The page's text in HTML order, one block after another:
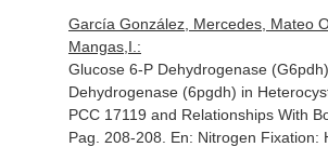
García González, Mercedes, Mateo
Mangas,I.:
Glucose 6-P Dehydrogenase
Dehydrogenase (6pgdh) in
PCC 17119 and Relationships With
Pag. 208-208. En: Nitrogen Fixation: